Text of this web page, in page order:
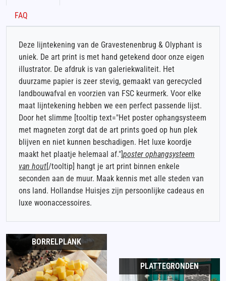
FAQ
Deze lijntekening van de Gravestenenbrug & Olyphant is
uniek. De art print is met hand getekend door onze eigen
illustrator. De afdruk is van galeriekwaliteit. Het
duurzame papier is zeer stevig, gemaakt van gerecycled
landbouwafval en voorzien van FSC keurmerk. Voor elke
maat lijntekening hebben we een perfect passende lijst.
Door het slimme [tooltip text="Het poster ophangsysteem
met magneten zorgt dat de art prints goed op hun plek
blijven en niet kunnen beschadigen. Het luxe koordje
maakt het plaatje helemaal af."]poster ophangsysteem
van hout[/tooltip] hangt je art print binnen enkele
seconden aan de muur. Maak kennis met alle steden van
ons land. Hollandse Huisjes zijn persoonlijke cadeaus en
luxe woonaccessoires.
BORRELPLANK
PLATTEGRONDEN